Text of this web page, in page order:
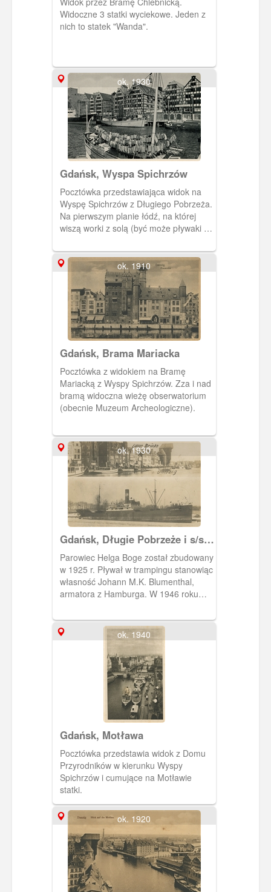
Widoczne 3 statki wyciekowe. Jeden z
nich to statek "Wanda".
ok. 1930
Gdańsk, Wyspa Spichrzów
Pocztówka przedstawiająca widok na
Wyspę Spichrzów z Długiego Pobrzeża.
Na pierwszym planie łódź, na której
wiszą worki z solą (być może pływaki z
pocztówkowego "Danzig im Blid" na rok
1960.
ok. 1910
Gdańsk, Brama Mariacka
Pocztówka z widokiem na Bramę
Mariacką z Wyspy Spichrzów. Zza i nad
bramą widoczna wieżę obserwatorium
(obecnie Muzeum Archeologiczne).
ok. 1930
Gdańsk, Długie Pobrzeże i s/s
Helga Boge
Parowiec Helga Boge został zbudowany
w 1925 r. Pływał w trampingu stanowiąc
własność Johann M.K. Blumenthal,
armatora z Hamburga. W 1946 roku
po przejęciu go przez ZSRR na Kiercz.
Trafił pod polską banderę jako jeden z
19 poniemieckich statków przekazanych
przez ZSRR Polsce w roku 1947 jako
częściowa rekompensata za straty
wojenne (s/s Kutno). Zezłomowany w
ok. 1940
Gdańsk, Motława
Pocztówka przedstawia widok z Domu
Przyrodników w kierunku Wyspy
Spichrzów i cumujące na Motławie
statki.
ok. 1920